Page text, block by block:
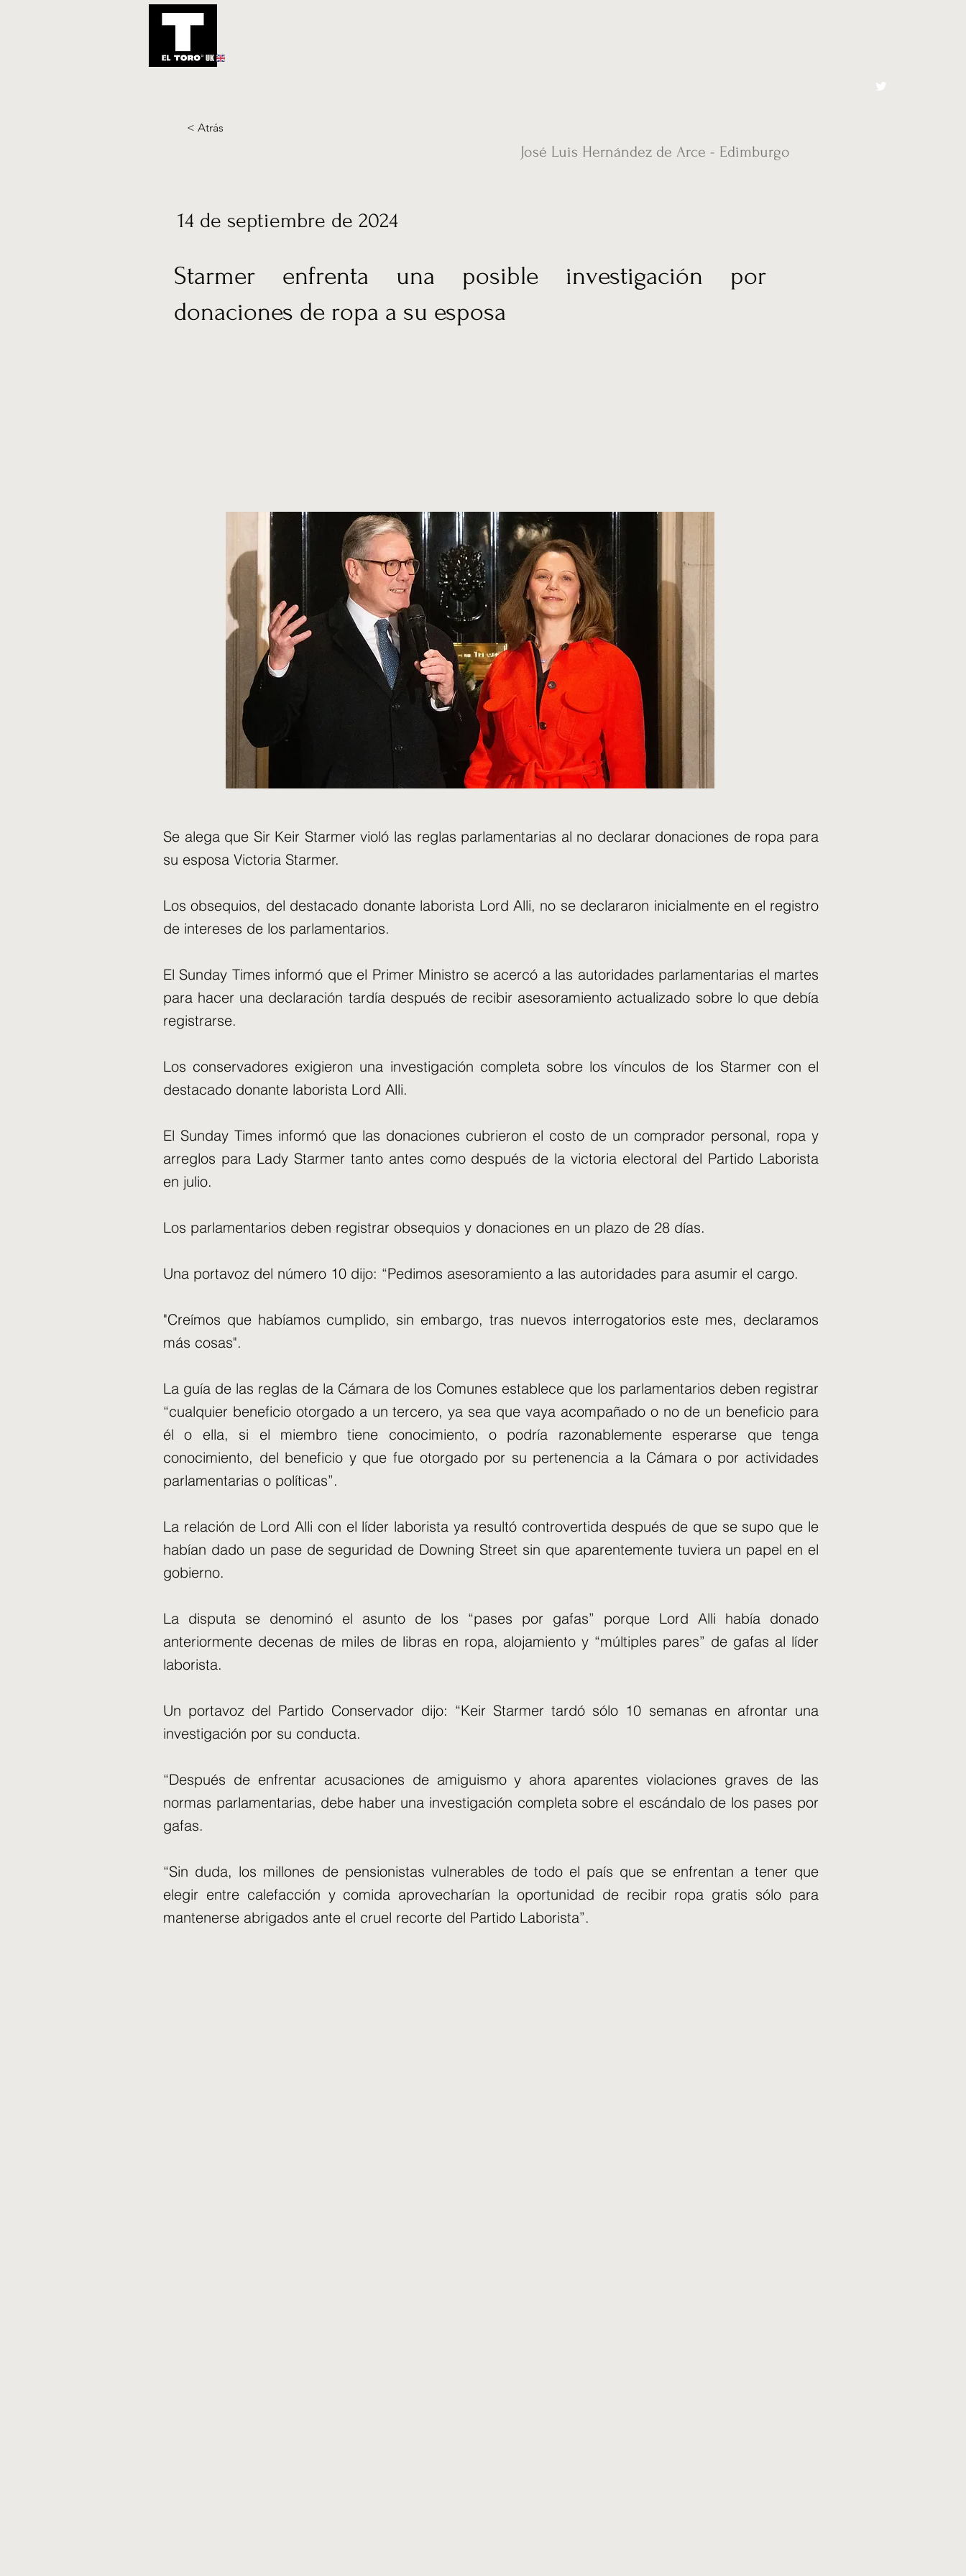
UK
< Atrás
José Luis Hernández de Arce - Edimburgo
14 de septiembre de 2024
Starmer enfrenta una posible investigación por
donaciones de ropa a su esposa
Se alega que Sir Keir Starmer violó las reglas parlamentarias al no declarar donaciones de ropa para
su esposa Victoria Starmer.
Los obsequios, del destacado donante laborista Lord Alli, no se declararon inicialmente en el registro
de intereses de los parlamentarios.
El Sunday Times informó que el Primer Ministro se acercó a las autoridades parlamentarias el martes
para hacer una declaración tardía después de recibir asesoramiento actualizado sobre lo que debía
registrarse.
Los conservadores exigieron una investigación completa sobre los vínculos de los Starmer con el
destacado donante laborista Lord Alli.
El Sunday Times informó que las donaciones cubrieron el costo de un comprador personal, ropa y
arreglos para Lady Starmer tanto antes como después de la victoria electoral del Partido Laborista
en julio.
Los parlamentarios deben registrar obsequios y donaciones en un plazo de 28 días.
Una portavoz del número 10 dijo: “Pedimos asesoramiento a las autoridades para asumir el cargo.
"Creímos que habíamos cumplido, sin embargo, tras nuevos interrogatorios este mes, declaramos
más cosas".
La guía de las reglas de la Cámara de los Comunes establece que los parlamentarios deben registrar
“cualquier beneficio otorgado a un tercero, ya sea que vaya acompañado o no de un beneficio para
él o ella, si el miembro tiene conocimiento, o podría razonablemente esperarse que tenga
conocimiento, del beneficio y que fue otorgado por su pertenencia a la Cámara o por actividades
parlamentarias o políticas”.
La relación de Lord Alli con el líder laborista ya resultó controvertida después de que se supo que le
habían dado un pase de seguridad de Downing Street sin que aparentemente tuviera un papel en el
gobierno.
La disputa se denominó el asunto de los “pases por gafas” porque Lord Alli había donado
anteriormente decenas de miles de libras en ropa, alojamiento y “múltiples pares” de gafas al líder
laborista.
Un portavoz del Partido Conservador dijo: “Keir Starmer tardó sólo 10 semanas en afrontar una
investigación por su conducta.
“Después de enfrentar acusaciones de amiguismo y ahora aparentes violaciones graves de las
normas parlamentarias, debe haber una investigación completa sobre el escándalo de los pases por
gafas.
“Sin duda, los millones de pensionistas vulnerables de todo el país que se enfrentan a tener que
elegir entre calefacción y comida aprovecharían la oportunidad de recibir ropa gratis sólo para
mantenerse abrigados ante el cruel recorte del Partido Laborista”.